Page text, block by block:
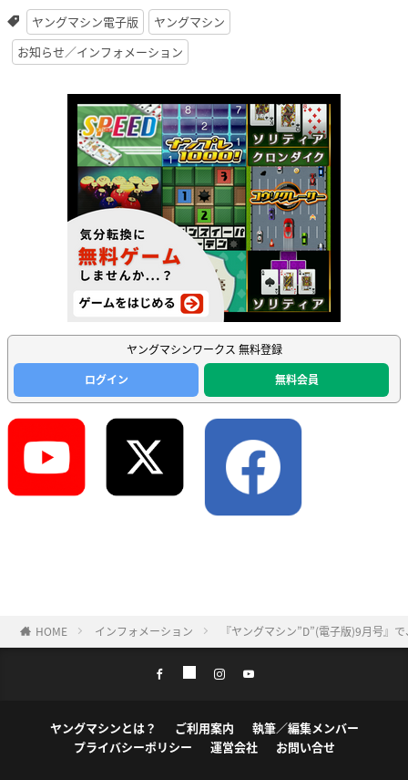
ヤングマシン電子版
ヤングマシン
お知らせ／インフォメーション
ヤングマシンワークス 無料登録
ログイン
無料会員